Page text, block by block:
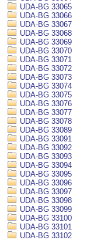
UDA-BG 33065
UDA-BG 33066
UDA-BG 33067
UDA-BG 33068
UDA-BG 33069
UDA-BG 33070
UDA-BG 33071
UDA-BG 33072
UDA-BG 33073
UDA-BG 33074
UDA-BG 33075
UDA-BG 33076
UDA-BG 33077
UDA-BG 33078
UDA-BG 33089
UDA-BG 33091
UDA-BG 33092
UDA-BG 33093
UDA-BG 33094
UDA-BG 33095
UDA-BG 33096
UDA-BG 33097
UDA-BG 33098
UDA-BG 33099
UDA-BG 33100
UDA-BG 33101
UDA-BG 33102